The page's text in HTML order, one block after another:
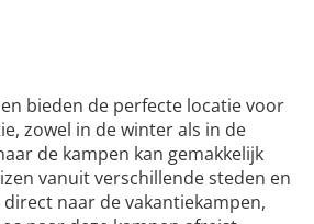
bieden de perfecte locatie voor
zowel in de winter als in de
de kampen kan gemakkelijk
vanuit verschillende steden en
naar de vakantiekampen,